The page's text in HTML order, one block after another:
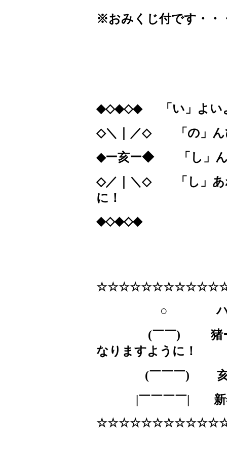
※おみくじ付です・・
◆◇◆◇◆
「い」よ
◇＼｜／◇
「の」
◆ー亥ー◆
「し」
◇／｜＼◇
「し」
に！
◆◇◆◇◆
○ ハッピーニ
(￣￣)
猪
なりますように！
(￣￣￣) 亥
|￣￣￣￣| 新